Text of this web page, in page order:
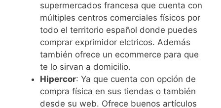
supermercados francesa que cuenta con
múltiples centros comerciales físicos por
todo el territorio español donde puedes
comprar exprimidor elctricos. Además
también ofrece un ecommerce para que
te lo sirvan a domicilio.
Hipercor: Ya que cuenta con opción de
compra física en sus tiendas o también
desde su web. Ofrece buenos artículos